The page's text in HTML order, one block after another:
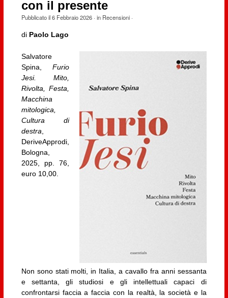
con il presente
Pubblicato il6 Febbraio 2026· in Recensioni·
di Paolo Lago
Salvatore
Spina,Furio
Jesi. Mito,
Rivolta, Festa,
Macchina
mitologica,
Cultura di
destra
DeriveApprodi,
Bologna,
2025, pp. 76,
euro 10,00.
Non sono stati molti, in Italia, a cavallo fra anni sessanta
e settanta, gli studiosi e gli intellettuali capaci di
confrontarsi faccia a faccia con la realtà, la società e la